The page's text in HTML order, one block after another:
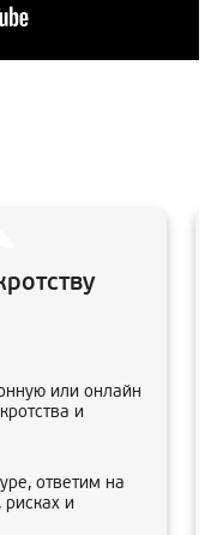
или онлайн
и
ответим на
и